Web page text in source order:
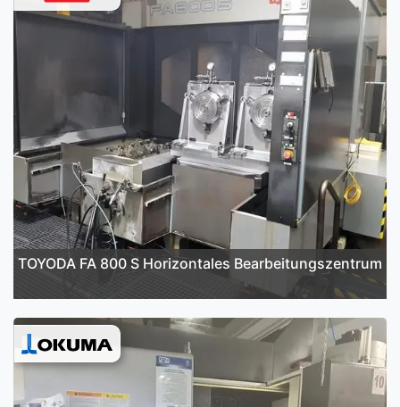
TOYODA FA 800 S Horizontales Bearbeitungszentrum